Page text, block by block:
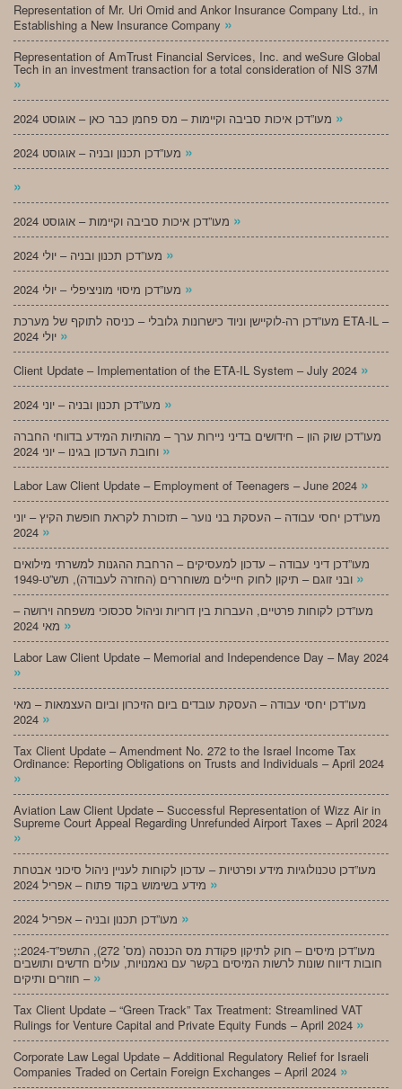
Representation of Mr. Uri Omid and Ankor Insurance Company Ltd., in
Establishing a New Insurance Company »
Representation of AmTrust Financial Services, Inc. and weSure Global
Tech in an investment transaction for a total consideration of NIS 37M
»
»
»
»
»
»
»
מעו”דכן רה-לוקיישן וניוד כישרונות גלובלי – כניסה לתוקף של מערכת ETA-IL –
»
Client Update – Implementation of the ETA-IL System – July 2024 »
»
מעו”דכן שוק הון – חידושים בדיני ניירות ערך – מהותיות המידע בדווחי החברה
»
Labor Law Client Update – Employment of Teenagers – June 2024 »
מעו”דכן יחסי עבודה – העסקת בני נוער – תזכורת לקראת חופשת הקיץ – יוני
»
מעו”דכן דיני עבודה – עדכון למעסיקים – הרחבת ההגנות למשרתי מילואים
»
מעו”דכן לקוחות פרטיים, העברות בין דוריות וניהול סכסוכי משפחה וירושה –
»
Labor Law Client Update – Memorial and Independence Day – May 2024
»
מעו”דכן יחסי עבודה – העסקת עובדים ביום הזיכרון וביום העצמאות – מאי
»
Tax Client Update – Amendment No. 272 to the Israel Income Tax
Ordinance: Reporting Obligations on Trusts and Individuals – April 2024
»
Aviation Law Client Update – Successful Representation of Wizz Air in
Supreme Court Appeal Regarding Unrefunded Airport Taxes – April 2024
»
מעו”דכן טכנולוגיות מידע ופרטיות – עדכון לקוחות לעניין ניהול סיכוני אבטחת
»
»
;מעו”דכן מיסים – חוק לתיקון פקודת מס הכנסה (מס’ 272), התשפ”ד-2024:
חובות דיווח שונות לרשות המיסים בקשר עם נאמנויות, עולים חדשים ותושבים
חוזרים ותיקים – »
Tax Client Update – “Green Track” Tax Treatment: Streamlined VAT
Rulings for Venture Capital and Private Equity Funds – April 2024 »
Corporate Law Legal Update – Additional Regulatory Relief for Israeli
Companies Traded on Certain Foreign Exchanges – April 2024 »